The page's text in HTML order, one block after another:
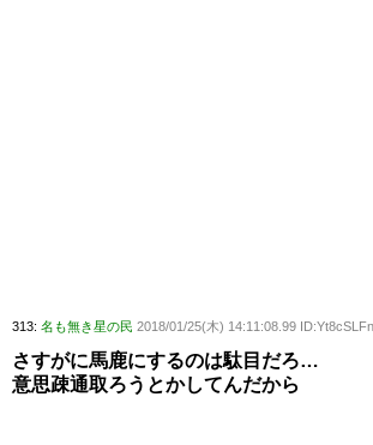
313: 名も無き星の民 2018/01/25(木) 14:11:08.99
さすがに馬鹿にするのは駄目だろ…
意思疎通取ろうとかしてんだから